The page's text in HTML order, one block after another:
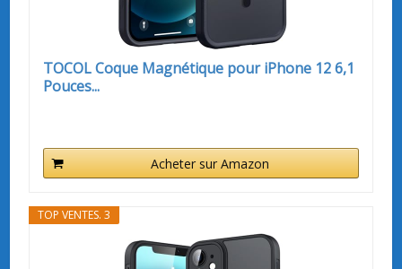
TOCOL Coque Magnétique pour iPhone 12 6,1
Pouces...
Acheter sur Amazon
TOP VENTES. 3